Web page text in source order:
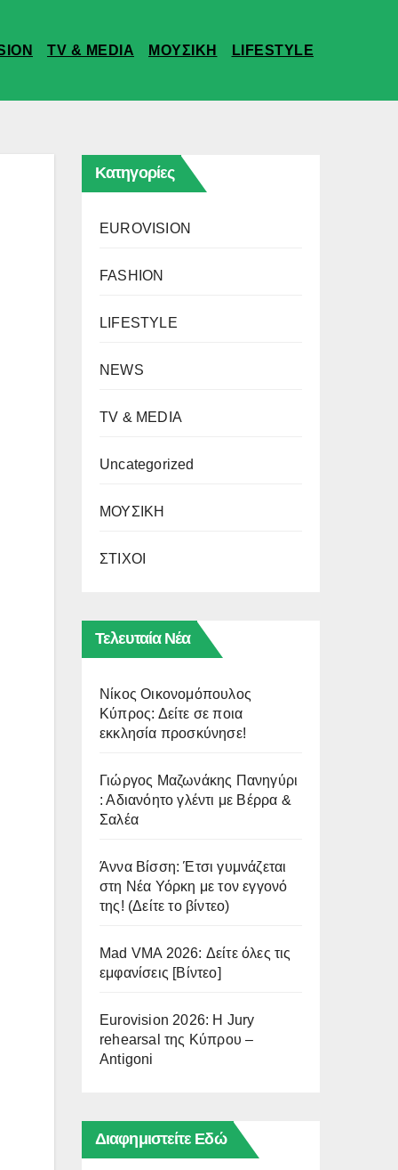
TV & MEDIA ΜΟΥΣΙΚΗ LIFESTYLE
Κατηγορίες
EUROVISION
FASHION
LIFESTYLE
NEWS
TV & MEDIA
Uncategorized
ΜΟΥΣΙΚΗ
ΣΤΙΧΟΙ
Τελευταία Νέα
Νίκος Οικονομόπουλος
Κύπρος: Δείτε σε ποια
εκκλησία προσκύνησε!
Γιώργος Μαζωνάκης Πανηγύρι
: Αδιανόητο γλέντι με Βέρρα &
Σαλέα
Άννα Βίσση: Έτσι γυμνάζεται
στη Νέα Υόρκη με τον εγγονό
της! (Δείτε το βίντεο)
Mad VMA 2026: Δείτε όλες τις
εμφανίσεις [Βίντεο]
Eurovision 2026: Η Jury
rehearsal της Κύπρου –
Antigoni
Διαφημιστείτε Εδώ